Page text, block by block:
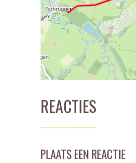
REACTIES
PLAATS EEN REACTIE